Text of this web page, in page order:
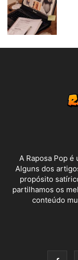
A Raposa Pop
Alguns dos
propósito
partilhamos os
conteúdo